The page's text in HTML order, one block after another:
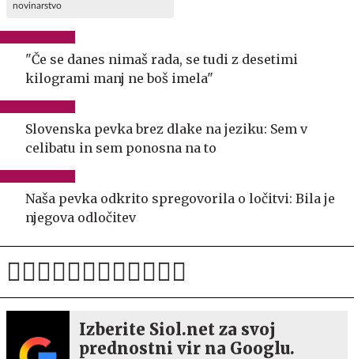
novinarstvo
"Če se danes nimaš rada, se tudi z desetimi
kilogrami manj ne boš imela"
Slovenska pevka brez dlake na jeziku: Sem v
celibatu in sem ponosna na to
Naša pevka odkrito spregovorila o ločitvi: Bila je
njegova odločitev
Izberite Siol.net za svoj
prednostni vir na Googlu.